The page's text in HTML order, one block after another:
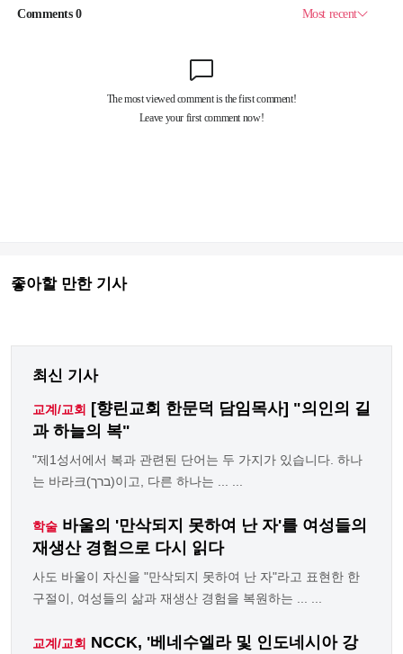
좋아할 만한 기사
최신 기사
교계/교회 [향린교회 한문덕 담임목사] "의인의 길
과 하늘의 복"
"제1성서에서 복과 관련된 단어는 두 가지가 있습니다. 하나
는 바라크(ברך)이고, 다른 하나는 ... ...
학술 바울의 '만삭되지 못하여 난 자'를 여성들의
재생산 경험으로 다시 읽다
사도 바울이 자신을 "만삭되지 못하여 난 자"라고 표현한 한
구절이, 여성들의 삶과 재생산 경험을 복원하는 ... ...
교계/교회 NCCK, '베네수엘라 및 인도네시아 강